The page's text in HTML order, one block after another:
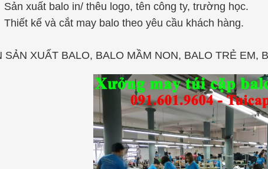
Sản xuất balo in/ thêu logo, tên công ty, trường học.
Thiết kế và cắt may balo theo yêu cầu khách hàng.
SẢN XUẤT BALO, BALO MẦM NON, BALO TRẺ EM,